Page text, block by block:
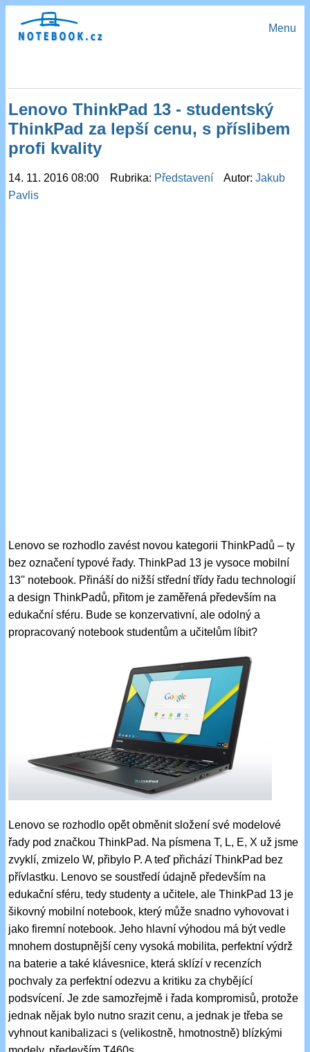
Menu
Lenovo ThinkPad 13 - studentský
ThinkPad za lepší cenu, s příslibem
profi kvality
14. 11. 2016 08:00 Rubrika: Představení Autor:Jakub
Pavlis
Lenovo se rozhodlo zavést novou kategorii ThinkPadů – ty
bez označení typové řady. ThinkPad 13 je vysoce mobilní
13'' notebook. Přináší do nižší střední třídy řadu technologií
a design ThinkPadů, přitom je zaměřená především na
edukační sféru. Bude se konzervativní, ale odolný a
propracovaný notebook studentům a učitelům líbit?
Lenovo se rozhodlo opět obměnit složení své modelové
řady pod značkou ThinkPad. Na písmena T, L, E, X už jsme
zvyklí, zmizelo W, přibylo P. A teď přichází ThinkPad bez
přívlastku. Lenovo se soustředí údajně především na
edukační sféru, tedy studenty a učitele, ale ThinkPad 13 je
šikovný mobilní notebook, který může snadno vyhovovat i
jako firemní notebook. Jeho hlavní výhodou má být vedle
mnohem dostupnější ceny vysoká mobilita, perfektní výdrž
na baterie a také klávesnice, která sklízí v recenzích
pochvaly za perfektní odezvu a kritiku za chybějící
podsvícení. Je zde samozřejmě i řada kompromisů, protože
jednak nějak bylo nutno srazit cenu, a jednak je třeba se
vyhnout kanibalizaci s (velikostně, hmotnostně) blízkými